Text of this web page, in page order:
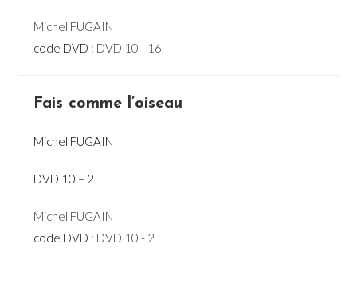
Michel FUGAIN
code DVD : DVD 10 - 16
Fais comme l’oiseau
Michel FUGAIN
DVD 10 – 2
Michel FUGAIN
code DVD : DVD 10 - 2